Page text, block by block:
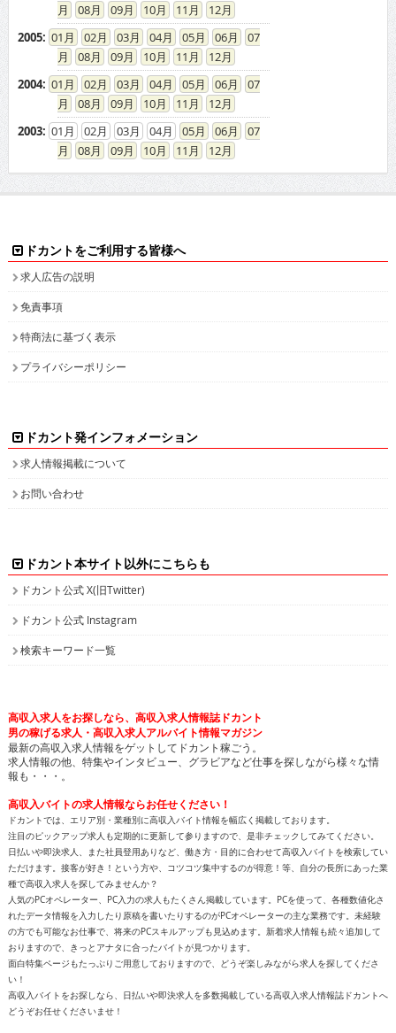
08
09 10 11
12
2005: 01 02 03 04 05 06
07
08
09 10 11
12
2004: 01 02 03 04 05 06
07
08
09 10 11
12
2003: 01 02 03 04 05 06
07
08
09 10 11 12
ドカントをご利用する皆様へ
求人広告の説明
免責事項
特商法に基づく表示
プライバシーポリシー
ドカント発インフォメーション
求人情報掲載について
お問い合わせ
ドカント本サイト以外にこちらも
ドカント公式 X(旧Twitter)
ドカント公式 Instagram
検索キーワード一覧
高収入求人をお探しなら、高収入求人情報誌ドカント
男の稼げる求人・高収入求人アルバイト情報マガジン
最新の高収入求人情報をゲットしてドカント稼ごう。
求人情報の他、特集やインタビュー、グラビアなど仕事を探しながら様々な情
報も・・・。
高収入バイトの求人情報ならお任せください！
ドカントでは、エリア別・業種別に高収入バイト情報を幅広く掲載しております。
注目のピックアップ求人も定期的に更新して参りますので、是非チェックしてみてください。
日払いや即決求人、また社員登用ありなど、働き方・目的に合わせて高収入バイトを検索してい
ただけます。接客が好き！という方や、コツコツ集中するのが得意！等、自分の長所にあった業
種で高収入求人を探してみませんか？
人気のPCオペレーター、PC入力の求人もたくさん掲載しています。PCを使って、各種数値化さ
れたデータ情報を入力したり原稿を書いたりするのがPCオペレーターの主な業務です。未経験
の方でも可能なお仕事で、将来のPCスキルアップも見込めます。新着求人情報も続々追加して
おりますので、きっとアナタに合ったバイトが見つかります。
面白特集ページもたっぷりご用意しておりますので、どうぞ楽しみながら求人を探してくださ
い！
高収入バイトをお探しなら、日払いや即決求人を多数掲載している高収入求人情報誌ドカントへ
どうぞお任せくださいませ！